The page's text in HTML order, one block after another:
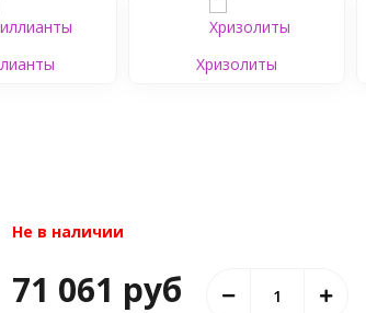
Хризолиты
Не в наличии
71 061 руб